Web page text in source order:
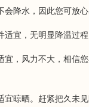
会降水，因此您可放心
宜，无明显降温过程
宜，风力不大，相信
宜晾晒。赶紧把久未